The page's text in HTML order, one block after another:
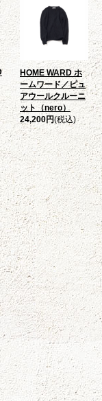
HOME WARD ホ
ームワード／ピュ
アウールクルーニ
ット（nero）
24,200円(税込)